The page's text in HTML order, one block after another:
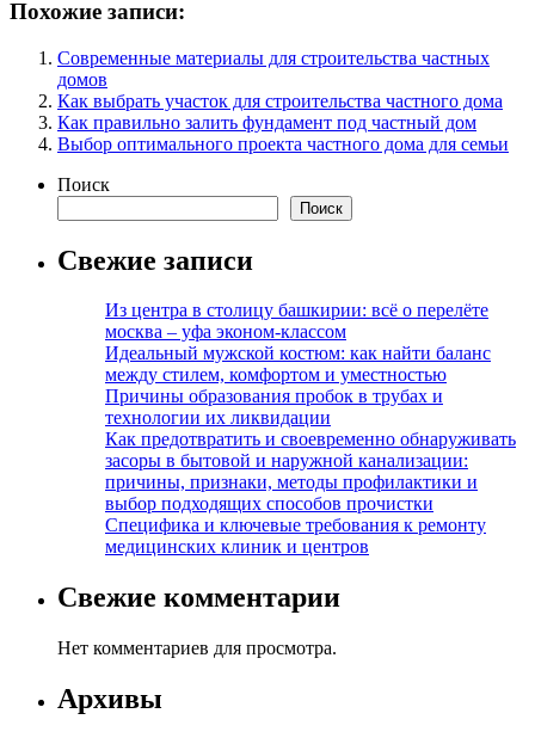
Похожие записи:
Современные материалы для строительства частных
домов
Как выбрать участок для строительства частного дома
Как правильно залить фундамент под частный дом
Выбор оптимального проекта частного дома для семьи
Поиск
Поиск
Свежие записи
Из центра в столицу башкирии: всё о перелёте
москва – уфа эконом-классом
Идеальный мужской костюм: как найти баланс
между стилем, комфортом и уместностью
Причины образования пробок в трубах и
технологии их ликвидации
Как предотвратить и своевременно обнаруживать
засоры в бытовой и наружной канализации:
причины, признаки, методы профилактики и
выбор подходящих способов прочистки
Специфика и ключевые требования к ремонту
медицинских клиник и центров
Свежие комментарии
Нет комментариев для просмотра.
Архивы